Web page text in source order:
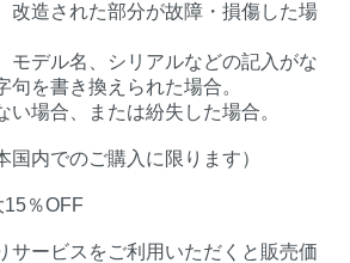
改造された部分が故障・損傷した場
モデル名、シリアルなどの記入がな
句を書き換えられた場合。
い場合、または紛失した場合。
国内でのご購入に限ります）
15％OFF
サービスをご利用いただくと販売価